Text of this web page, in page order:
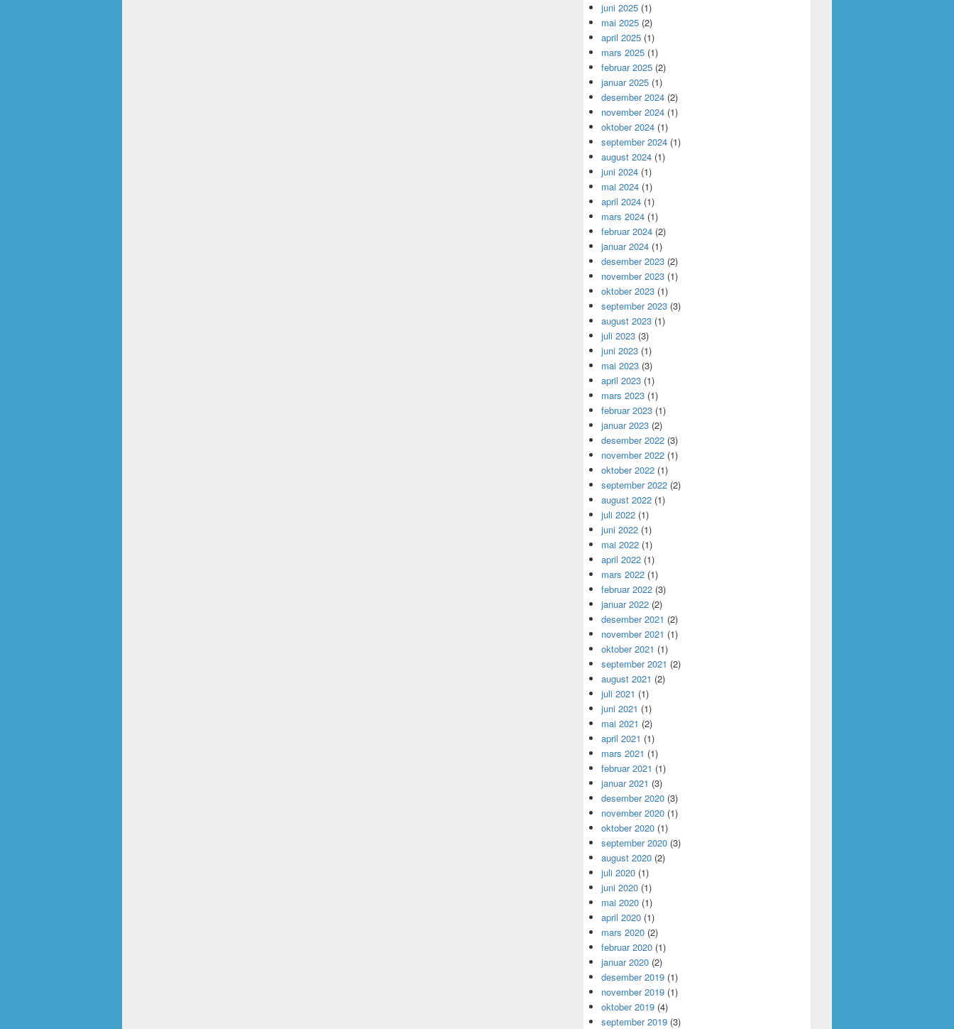
juni 2025 (1)
mai 2025 (2)
april 2025 (1)
mars 2025 (1)
februar 2025 (2)
januar 2025 (1)
desember 2024 (2)
november 2024 (1)
oktober 2024 (1)
september 2024 (1)
august 2024 (1)
juni 2024 (1)
mai 2024 (1)
april 2024 (1)
mars 2024 (1)
februar 2024 (2)
januar 2024 (1)
desember 2023 (2)
november 2023 (1)
oktober 2023 (1)
september 2023 (3)
august 2023 (1)
juli 2023 (3)
juni 2023 (1)
mai 2023 (3)
april 2023 (1)
mars 2023 (1)
februar 2023 (1)
januar 2023 (2)
desember 2022 (3)
november 2022 (1)
oktober 2022 (1)
september 2022 (2)
august 2022 (1)
juli 2022 (1)
juni 2022 (1)
mai 2022 (1)
april 2022 (1)
mars 2022 (1)
februar 2022 (3)
januar 2022 (2)
desember 2021 (2)
november 2021 (1)
oktober 2021 (1)
september 2021 (2)
august 2021 (2)
juli 2021 (1)
juni 2021 (1)
mai 2021 (2)
april 2021 (1)
mars 2021 (1)
februar 2021 (1)
januar 2021 (3)
desember 2020 (3)
november 2020 (1)
oktober 2020 (1)
september 2020 (3)
august 2020 (2)
juli 2020 (1)
juni 2020 (1)
mai 2020 (1)
april 2020 (1)
mars 2020 (2)
februar 2020 (1)
januar 2020 (2)
desember 2019 (1)
november 2019 (1)
oktober 2019 (4)
september 2019 (3)